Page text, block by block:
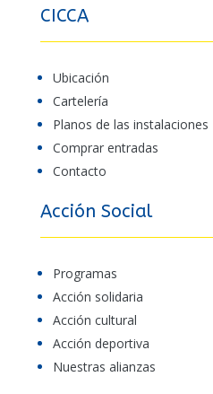
CICCA
Ubicación
Cartelería
Planos de las instalaciones
Comprar entradas
Contacto
Acción Social
Programas
Acción solidaria
Acción cultural
Acción deportiva
Nuestras alianzas